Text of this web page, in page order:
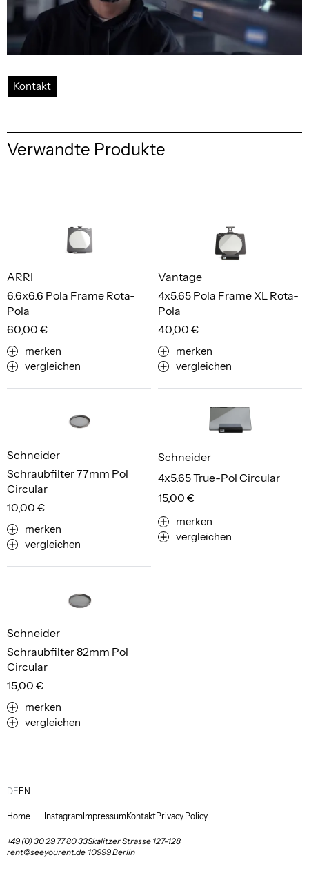
Kontakt
Verwandte Produkte
6.6x6.6 Pola Frame Rota-
Pola
ARRI
60,00 €
merken
vergleichen
4x5.65 Pola Frame XL Rota-
Pola
Vantage
40,00 €
merken
vergleichen
Schraubfilter 77mm Pol
Circular
Schneider
10,00 €
merken
vergleichen
4x5.65 True-Pol Circular
Schneider
15,00 €
merken
vergleichen
Schraubfilter 82mm Pol
Circular
Schneider
15,00 €
merken
vergleichen
Home Instagram ImpressumKontaktPrivacy Policy
+49 (0) 30 29 77 80 33
rent@seeyourent.de
Skalitzer Strasse 127-128
10999 Berlin
DE EN